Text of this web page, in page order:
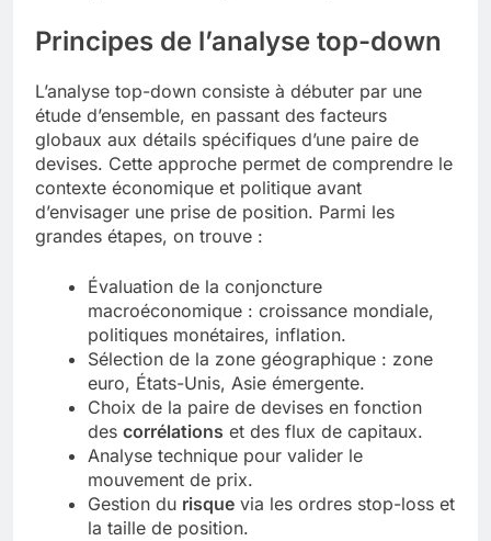
Principes de l’analyse top-down
L’analyse top-down consiste à débuter par une
étude d’ensemble, en passant des facteurs
globaux aux détails spécifiques d’une paire de
devises. Cette approche permet de comprendre le
contexte économique et politique avant
d’envisager une prise de position. Parmi les
grandes étapes, on trouve :
Évaluation de la conjoncture
macroéconomique : croissance mondiale,
politiques monétaires, inflation.
Sélection de la zone géographique : zone
euro, États-Unis, Asie émergente.
Choix de la paire de devises en fonction
des corrélations et des flux de capitaux.
Analyse technique pour valider le
mouvement de prix.
Gestion du risque via les ordres stop-loss et
la taille de position.